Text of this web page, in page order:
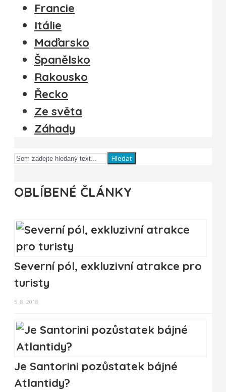
Francie
Itálie
Maďarsko
Španělsko
Rakousko
Řecko
Ze světa
Záhady
Hledat
OBLÍBENÉ ČLÁNKY
Severní pól, exkluzivní atrakce pro
turisty
5. 8. 2018
Je Santorini pozůstatek bájné
Atlantidy?